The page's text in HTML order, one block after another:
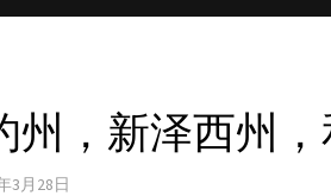
州，新泽西州
3月28日